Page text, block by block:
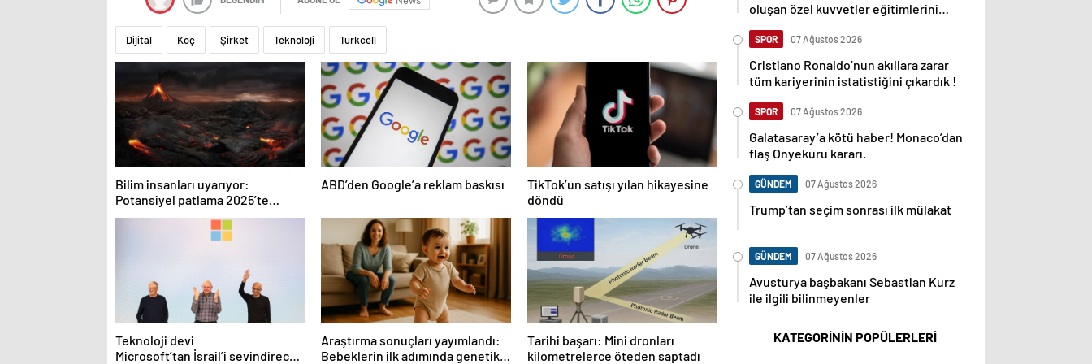
Dijital Koç Şirket Teknoloji Turkcell
Bilim insanları uyarıyor:
Potansiyel patlama 2025’te
bekleniyor!
ABD’den Google’a reklam baskısı
TikTok’un satışı yılan hikayesine
döndü
Teknoloji devi
Microsoft’tan İsrail’i sevindirecek
Araştırma sonuçları yayımlandı:
Bebeklerin ilk adımında genetik
Tarihi başarı: Mini dronları
kilometrelerce öteden saptadı
oluşan özel kuvvetler eğitimlerini
SPOR 07 Ağustos 2026
Cristiano Ronaldo’nun akıllara zarar
tüm kariyerinin istatistiğini çıkardık !
SPOR 07 Ağustos 2026
Galatasaray’a kötü haber! Monaco’dan
flaş Onyekuru kararı.
GÜNDEM 07 Ağustos 2026
Trump’tan seçim sonrası ilk mülakat
GÜNDEM 07 Ağustos 2026
Avusturya başbakanı Sebastian Kurz
ile ilgili bilinmeyenler
KATEGORİNİN POPÜLERLERİ